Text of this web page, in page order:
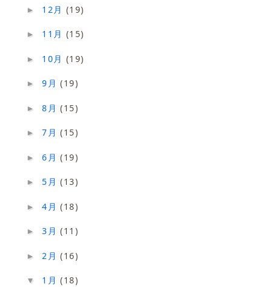
► 12月 (19)
► 11月 (15)
► 10月 (19)
►9月(19)
►8月(15)
►7月(15)
►6月(19)
►5月(13)
►4月(18)
►3月(11)
► 2月(16)
▼ 1月(18)